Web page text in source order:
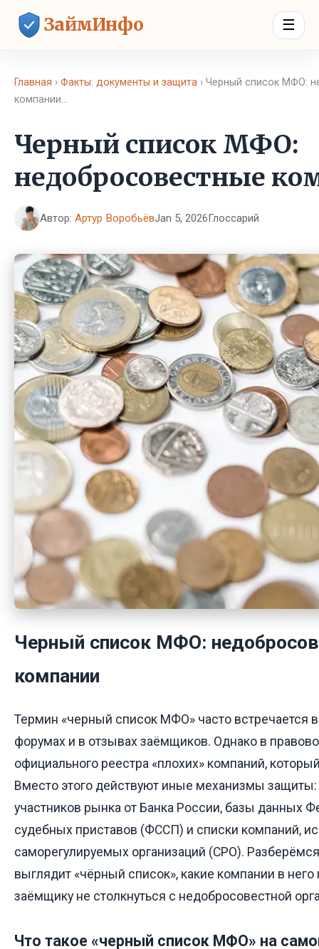
ЗаймИнфо ☰
Главная › Факты: документы и защита › Черный список МФО:
компании…
Черный список МФО:
недобросовестные
Автор: Артур ВоробьёвJan 5, 2026Глоссарий
Черный список МФО:
компании
Термин «черный список МФО» часто встречается
форумах и в отзывах заёмщиков. Однако в
официального реестра «плохих» компаний,
Вместо этого действуют иные механизмы защиты:
участников рынка от Банка России, базы данных
судебных приставов (ФССП) и списки компаний,
саморегулируемых организаций (СРО).
выглядит «чёрный список», какие компании в него
заёмщику не столкнуться с недобросовестной
Что такое «черный список МФО» на